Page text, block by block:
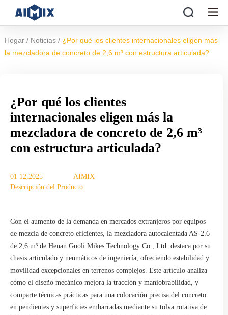
Hogar / Noticias / ¿Por qué los clientes internacionales eligen más
la mezcladora de concreto de 2,6 m³ con estructura articulada?
¿Por qué los clientes
internacionales eligen más la
mezcladora de concreto de 2,6 m³
con estructura articulada?
01 12,2025
AIMIX
Descripción del Producto
Con el aumento de la demanda en mercados extranjeros por equipos
de mezcla de concreto eficientes, la mezcladora autocalentada AS-2.6
de 2,6 m³ de Henan Guoli Mikes Technology Co., Ltd. destaca por su
chasis articulado y neumáticos de ingeniería, ofreciendo estabilidad y
movilidad excepcionales en terrenos complejos. Este artículo analiza
cómo el diseño mecánico mejora la tracción y maniobrabilidad, y
comparte técnicas prácticas para una colocación precisa del concreto
en pendientes y superficies embarradas mediante su tolva rotativa de